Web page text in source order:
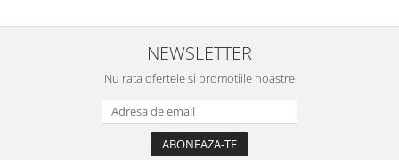
NEWSLETTER
Nu rata ofertele si promotiile noastre